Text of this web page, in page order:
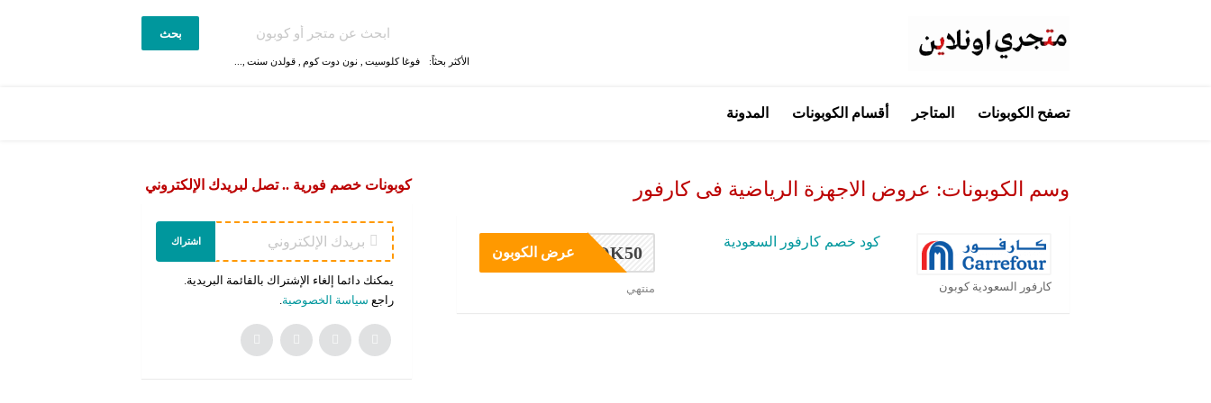
بحث
الأكثر بحثاً: فوغا كلوسيت نون دوت كوم قولدن سنت
إلى
تصفح الكوبونات المتاجر أقسام الكوبونات المدونة
وسم الكوبونات: عروض الاجهزة الرياضية فى كارفور
كارفور السعودية كوبون
كود خصم كارفور السعودية
OK50 عرض الكوبون
منتهي
كوبونات خصم فورية .. تصل لبريدك الإلكتروني
اشتراك
يمكنك دائما إلغاء الإشتراك بالقائمة البريدية.
راجع سياسة الخصوصية